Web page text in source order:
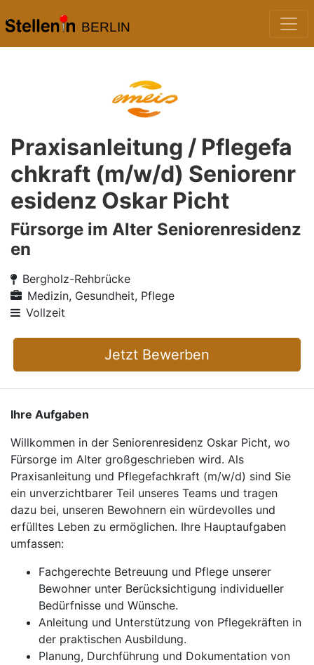
BERLIN
Praxisanleitung / Pflegefa
chkraft (m/w/d) Seniorenr
esidenz Oskar Picht
Fürsorge im Alter Seniorenresidenz
en
Bergholz-Rehbrücke
Medizin, Gesundheit, Pflege
Vollzeit
Jetzt Bewerben
Ihre Aufgaben
Willkommen in der Seniorenresidenz Oskar Picht, wo
Fürsorge im Alter großgeschrieben wird. Als
Praxisanleitung und Pflegefachkraft (m/w/d) sind Sie
ein unverzichtbarer Teil unseres Teams und tragen
dazu bei, unseren Bewohnern ein würdevolles und
erfülltes Leben zu ermöglichen. Ihre Hauptaufgaben
umfassen:
Fachgerechte Betreuung und Pflege unserer
Bewohner unter Berücksichtigung individueller
Bedürfnisse und Wünsche.
Anleitung und Unterstützung von Pflegekräften in
der praktischen Ausbildung.
Planung, Durchführung und Dokumentation von